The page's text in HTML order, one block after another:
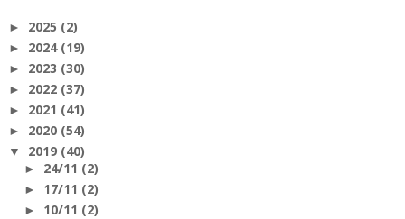
► 2025 (2)
► 2024 (19)
► 2023 (30)
► 2022 (37)
► 2021 (41)
► 2020 (54)
▼ 2019 (40)
► 24/11 (2)
► 17/11 (2)
► 10/11 (2)